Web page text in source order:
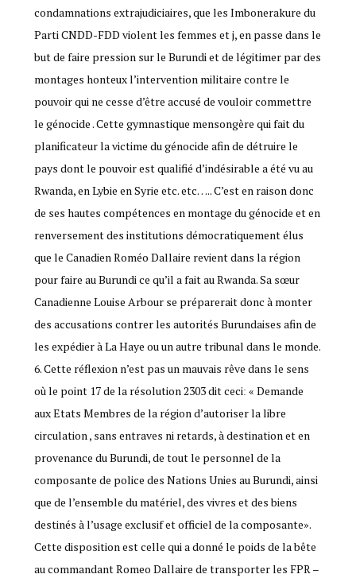
condamnations extrajudiciaires, que les Imbonerakure du
Parti CNDD-FDD violent les femmes et j, en passe dans le
but de faire pression sur le Burundi et de légitimer par des
montages honteux l’intervention militaire contre le
pouvoir qui ne cesse d’être accusé de vouloir commettre
le génocide . Cette gymnastique mensongère qui fait du
planificateur la victime du génocide afin de détruire le
pays dont le pouvoir est qualifié d’indésirable a été vu au
Rwanda, en Lybie en Syrie etc. etc….. C’est en raison donc
de ses hautes compétences en montage du génocide et en
renversement des institutions démocratiquement élus
que le Canadien Roméo Dallaire revient dans la région
pour faire au Burundi ce qu’il a fait au Rwanda. Sa sœur
Canadienne Louise Arbour se préparerait donc à monter
des accusations contrer les autorités Burundaises afin de
les expédier à La Haye ou un autre tribunal dans le monde.
6. Cette réflexion n’est pas un mauvais rêve dans le sens
où le point 17 de la résolution 2303 dit ceciː « Demande
aux Etats Membres de la région d’autoriser la libre
circulation , sans entraves ni retards, à destination et en
provenance du Burundi, de tout le personnel de la
composante de police des Nations Unies au Burundi, ainsi
que de l’ensemble du matériel, des vivres et des biens
destinés à l’usage exclusif et officiel de la composante».
Cette disposition est celle qui a donné le poids de la bête
au commandant Romeo Dallaire de transporter les FPR –